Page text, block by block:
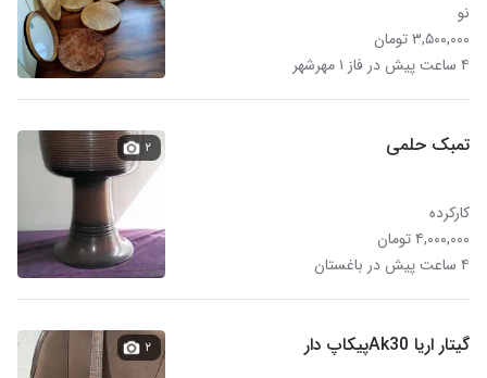
نو
۳,۵۰۰,۰۰۰ تومان
۴ ساعت پیش در فاز ۱ مهرشهر
تمبک حلمی
کارکرده
۴,۰۰۰,۰۰۰ تومان
۴ ساعت پیش در باغستان
۲
گیتار اریا Ak30پیکاپ دار ۲